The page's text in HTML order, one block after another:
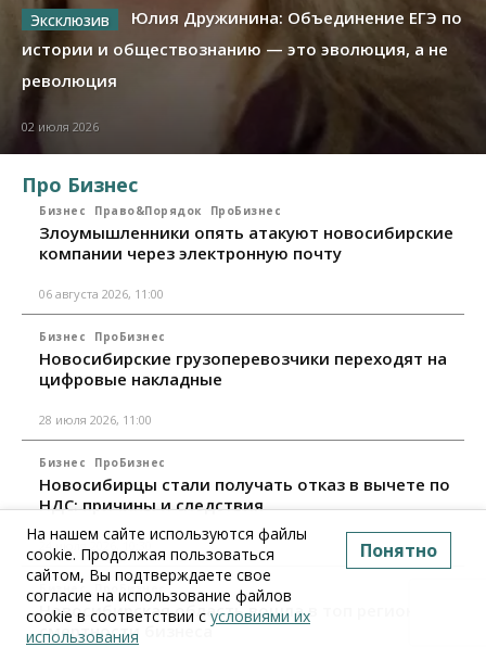
Юлия Дружинина: Объединение ЕГЭ по
истории и обществознанию — это эволюция, а не
революция
02 июля 2026
Про Бизнес
Бизнес Право&Порядок ПроБизнес
Злоумышленники опять атакуют новосибирские
компании через электронную почту
06 августа 2026, 11:00
Бизнес ПроБизнес
Новосибирские грузоперевозчики переходят на
цифровые накладные
28 июля 2026, 11:00
Бизнес ПроБизнес
Новосибирцы стали получать отказ в вычете по
НДС: причины и следствия
24 июля 2026, 10:30
ПроБизнес
Новосибирская область вошла в топ регионов по
смертности бизнеса
На нашем сайте используются файлы
cookie. Продолжая пользоваться
сайтом, Вы подтверждаете свое
согласие на использование файлов
cookie в соответствии с условиями их
использования
Понятно